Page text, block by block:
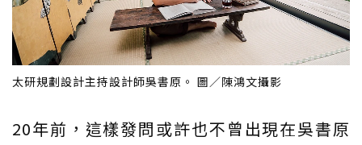
太研規劃設計主持設計師吳書原。 圖／陳鴻文攝影
20年前，這樣發問或許也不曾出現在吳書原